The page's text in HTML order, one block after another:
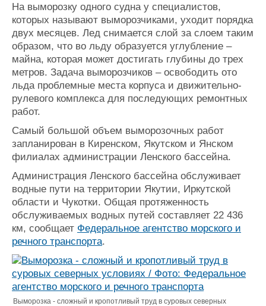
Словарь
Отзывы
Все службы
На выморозку одного судна у специалистов,
которых называют выморозчиками, уходит порядка
двух месяцев. Лед снимается слой за слоем таким
образом, что во льду образуется углубление –
майна, которая может достигать глубины до трех
метров. Задача выморозчиков – освободить ото
льда проблемные места корпуса и движительно-
рулевого комплекса для последующих ремонтных
работ.
Самый большой объем выморозочных работ
запланирован в Киренском, Якутском и Янском
филиалах администрации Ленского бассейна.
Администрация Ленского бассейна обслуживает
водные пути на территории Якутии, Иркутской
области и Чукотки. Общая протяженность
обслуживаемых водных путей составляет 22 436
км, сообщает Федеральное агентство морского и
речного транспорта.
Выморозка - сложный и кропотливый труд в суровых северных